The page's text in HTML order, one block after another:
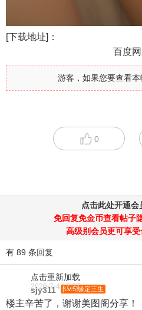
[下载地址]：
百度
游客，如果您要查看
0
点击此处开通会
免回复免金币查看帖子
高级别会员更可享受
有 89 条回复
点击重新加载
sjy311 [LV.5]缘定三生
2026-7-4 17:27
楼主辛苦了，谢谢美图阁分享！